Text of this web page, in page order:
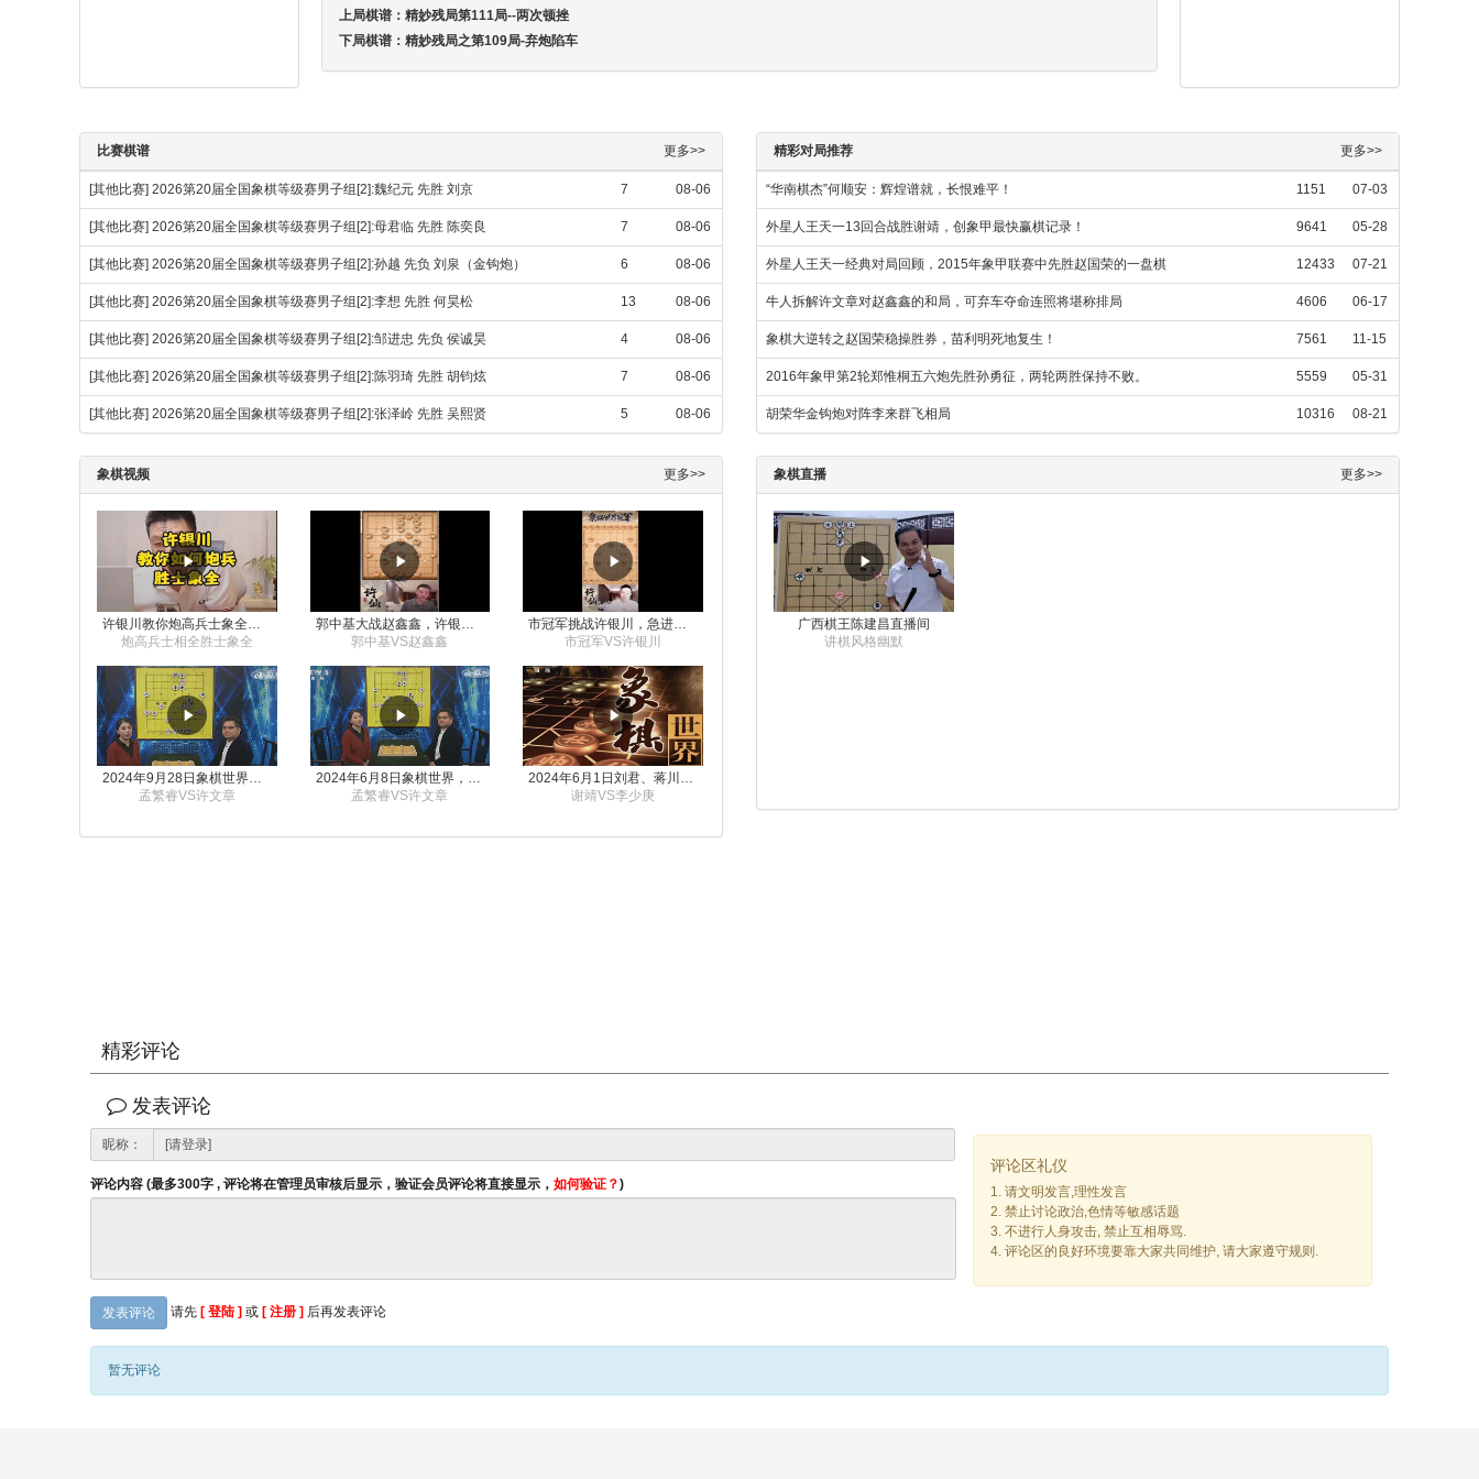
上局棋谱： 精妙残局第111局--两次顿挫
下局棋谱： 精妙残局之第109局-弃炮陷车
比赛棋谱 更多>>
[其他比赛] 2026第20届全国象棋等级赛男子组[2]:魏纪元 先胜 刘京 7 08-06
[其他比赛] 2026第20届全国象棋等级赛男子组[2]:母君临 先胜 陈奕良 7 08-06
[其他比赛] 2026第20届全国象棋等级赛男子组[2]:孙越 先负 刘泉（金钩炮） 6 08-06
[其他比赛] 2026第20届全国象棋等级赛男子组[2]:李想 先胜 何昊松 13 08-06
[其他比赛] 2026第20届全国象棋等级赛男子组[2]:邹进忠 先负 侯诚昊 4 08-06
[其他比赛] 2026第20届全国象棋等级赛男子组[2]:陈羽琦 先胜 胡钧炫 7 08-06
[其他比赛] 2026第20届全国象棋等级赛男子组[2]:张泽岭 先胜 吴熙贤 5 08-06
精彩对局推荐 更多>>
“华南棋杰”何顺安：辉煌谱就，长恨难平！ 1151 07-03
外星人王天一13回合战胜谢靖，创象甲最快赢棋记录！ 9641 05-28
外星人王天一经典对局回顾，2015年象甲联赛中先胜赵国荣的一盘棋 12433 07-21
牛人拆解许文章对赵鑫鑫的和局，可弃车夺命连照将堪称排局 4606 06-17
象棋大逆转之赵国荣稳操胜券，苗利明死地复生！ 7561 11-15
2016年象甲第2轮郑惟桐五六炮先胜孙勇征，两轮两胜保持不败。 5559 05-31
胡荣华金钩炮对阵李来群飞相局 10316 08-21
象棋视频 更多>>
炮高兵士相全胜士象全
郭中基VS赵鑫鑫
市冠军VS许银川
2024年9月28日象棋世界栏目，刘君、蒋川讲解了第九届杨官璘杯象棋公开赛孟繁睿与许文章的对局
孟繁睿VS许文章
2024年6月8日象棋世界，刘君、蒋川讲解了第九届杨官璘杯全国象棋公开赛孟繁睿与许文章的对局
孟繁睿VS许文章
2024年6月1日刘君、蒋川讲解第三届上海杯象棋大师赛谢靖与李少庚的对局
谢靖VS李少庚
象棋直播 更多>>
广西棋王陈建昌直播间
讲棋风格幽默
精彩评论
发表评论
昵称：
评论内容 (最多300字 , 评论将在管理员审核后显示，验证会员评论将直接显示， 如何验证？)
发表评论 请先 [ 登陆 ] 或 [ 注册 ] 后再发表评论
评论区礼仪
1. 请文明发言,理性发言
2. 禁止讨论政治,色情等敏感话题
3. 不进行人身攻击, 禁止互相辱骂.
4. 评论区的良好环境要靠大家共同维护, 请大家遵守规则.
暂无评论